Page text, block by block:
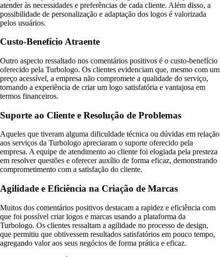
atender às necessidades e preferências de cada cliente. Além disso, a
possibilidade de personalização e adaptação dos logos é valorizada
pelos usuários.
Custo-Benefício Atraente
Outro aspecto ressaltado nos comentários positivos é o custo-benefício
oferecido pela Turbologo. Os clientes evidenciam que, mesmo com um
preço acessível, a empresa não compromete a qualidade do serviço,
tornando a experiência de criar um logo satisfatória e vantajosa em
termos financeiros.
Suporte ao Cliente e Resolução de Problemas
Aqueles que tiveram alguma dificuldade técnica ou dúvidas em relação
aos serviços da Turbologo apreciaram o suporte oferecido pela
empresa. A equipe de atendimento ao cliente foi elogiada pela presteza
em resolver questões e oferecer auxílio de forma eficaz, demonstrando
comprometimento com a satisfação do cliente.
Agilidade e Eficiência na Criação de Marcas
Muitos dos comentários positivos destacam a rapidez e eficiência com
que foi possível criar logos e marcas usando a plataforma da
Turbologo. Os clientes ressaltam a agilidade no processo de design,
que permitiu que obtivessem resultados satisfatórios em pouco tempo,
agregando valor aos seus negócios de forma prática e eficaz.